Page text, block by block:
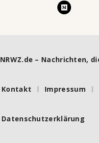
NRWZ.de – Nachrichten,
Kontakt Impressum
Datenschutzerklärung